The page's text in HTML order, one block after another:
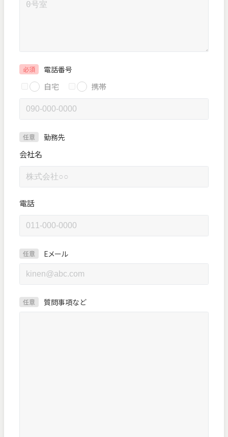
必須 電話番号
自宅 携帯
任意 勤務先
会社名
電話
任意 Eメール
任意 質問事項など